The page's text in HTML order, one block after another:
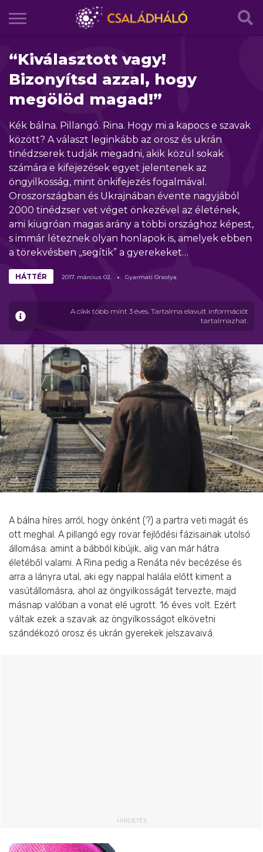
“Kiválasztott vagy!
Bizonyítsd azzal, hogy
megölöd magad!”
Kék bálna. Pillangó. Rina. Hogy mi a kapocs e szavak
között? A választ leginkább az orosz és ukrán
tinédzserek tudják megadni, akik közül sokak
számára e kifejezések egyet jelentenek az
öngyilkosság, mint önkifejezés fogalmával.
Oroszországban és Ukrajnában évente nagyjából
2000 tinédzser vet véget önkezével az életének,
ami kiugróan magas arány a többi országhoz képest,
s immár léteznek olyan honlapok is, amelyek ebben
a törekvésben „segítik” a gyerekeket…
A cikk több mint 3 éves. Tartalma elavult információt
tartalmazhat.
HÁTTÉR 2017. március 02. Gyarmati Orsolya
A bálna híres arról, hogy önként (?) a partra veti magát és
ott meghal. A pillangó egy rovar fejlődési fázisainak utolsó
állomása: amint a bábból kibújik, alig van már hátra
életéből valami. A Rina pedig a Renáta név becézése és
arra a lányra utal, aki egy nappal halála előtt kiment a
vasútállomásra, ahol az öngyilkosságát tervezte, majd
másnap valóban a vonat elé ugrott. 16 éves volt. Ezért
váltak ezek a szavak az öngyilkosságot elkövetni
szándékozó orosz és ukrán gyerekek jelszavaivá.
HIRDETÉS